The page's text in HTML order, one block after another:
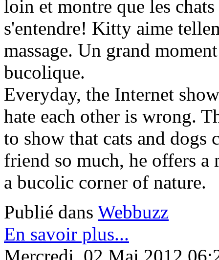
loin et montre que les
s'entendre! Kitty aime
massage. Un grand
bucolique.
Everyday, the Internet
hate each other is wrong.
to show that cats and
friend so much, he offers a
a bucolic corner of nature.
Publié dans Webbuzz
En savoir plus...
Mercredi, 02 Mai 2012